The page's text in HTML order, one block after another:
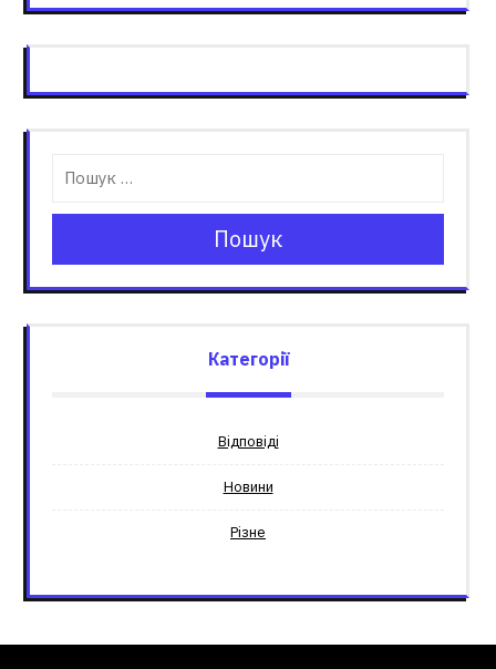
Пошук
Категорії
Відповіді
Новини
Різне